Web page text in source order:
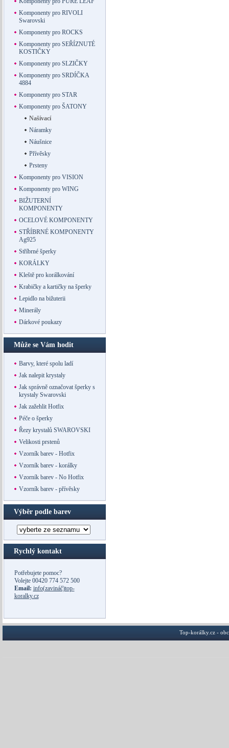
Komponenty pro RIVOLI
Swarovski
Komponenty pro ROCKS
Komponenty pro SEŘÍZNUTÉ
KOSTIČKY
Komponenty pro SLZIČKY
Komponenty pro SRDÍČKA
4884
Komponenty pro STAR
Komponenty pro ŠATONY
Našívací
Náramky
Náušnice
Přívěsky
Prsteny
Komponenty pro VISION
Komponenty pro WING
BIŽUTERNÍ
KOMPONENTY
OCELOVÉ KOMPONENTY
STŘÍBRNÉ KOMPONENTY
Ag925
Stříbrné šperky
KORÁLKY
Kleště pro korálkování
Krabičky a kartičky na šperky
Lepidlo na bižuterii
Minerály
Dárkové poukazy
Může se Vám hodit
Barvy, které spolu ladí
Jak nalepit krystaly
Jak správně označovat šperky s
krystaly Swarovski
Jak zažehlit Hotfix
Péče o šperky
Řezy krystalů SWAROVSKI
Velikosti prstenů
Vzorník barev - Hotfix
Vzorník barev - korálky
Vzorník barev - No Hotfix
Vzorník barev - přívěsky
Výběr podle barev
Rychlý kontakt
Potřebujete pomoc?
Volejte 00420 774 572 500
Email: info(zavináč)top-
koralky.cz
Top-korálky.cz -